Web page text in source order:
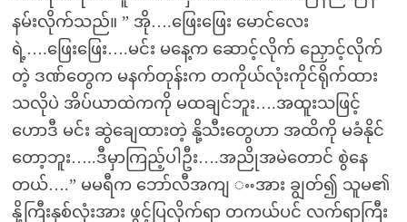
နမ်းလိုက်သည်။ ” အို….ဖြေးဖြေး မောင်လေး
ရဲ့….ဖြေးဖြေး….မင်း မနေ့က ဆောင့်လိုက် ညှောင့်လိုက်
တဲ့ ဒဏ်တွေက မနက်တုန်းက တကိုယ်လုံးကိုင်ရိုက်ထား
သလိုပဲ အိပ်ယာထဲကကို မထချင်ဘူး….အထူးသဖြင့်
ဟောဒီ မင်း ဆွဲချေထားတဲ့ နို့သီးတွေဟာ အထိကို မခံနိုင်
တော့ဘူး…..ဒီမှာကြည့်ပါဦး….အညိုအမဲတောင် စွဲနေ
တယ်….” မမရီက ဘော်လီအကျ ႌအား ချွတ်၍ သူမ၏
နို့ကြီးနှစ်လုံးအား ဖွင့်ပြလိုက်ရာ တကယ်ပင် လက်ရာကြီး